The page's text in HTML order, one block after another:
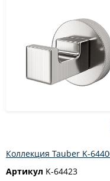
Коллекция Tauber K-
Артикул K-64423